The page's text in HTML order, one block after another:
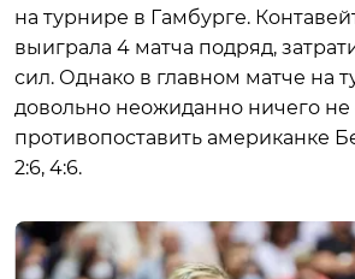
на турнире в Гамбурге.
выиграла 4 матча подряд,
сил. Однако в главном матче на
довольно неожиданно ничего не
противопоставить американке
2:6, 4:6.